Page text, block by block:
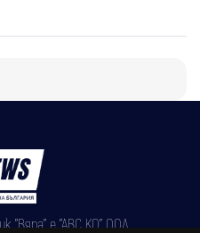
"Вяра" е "АВС КО" ООД,